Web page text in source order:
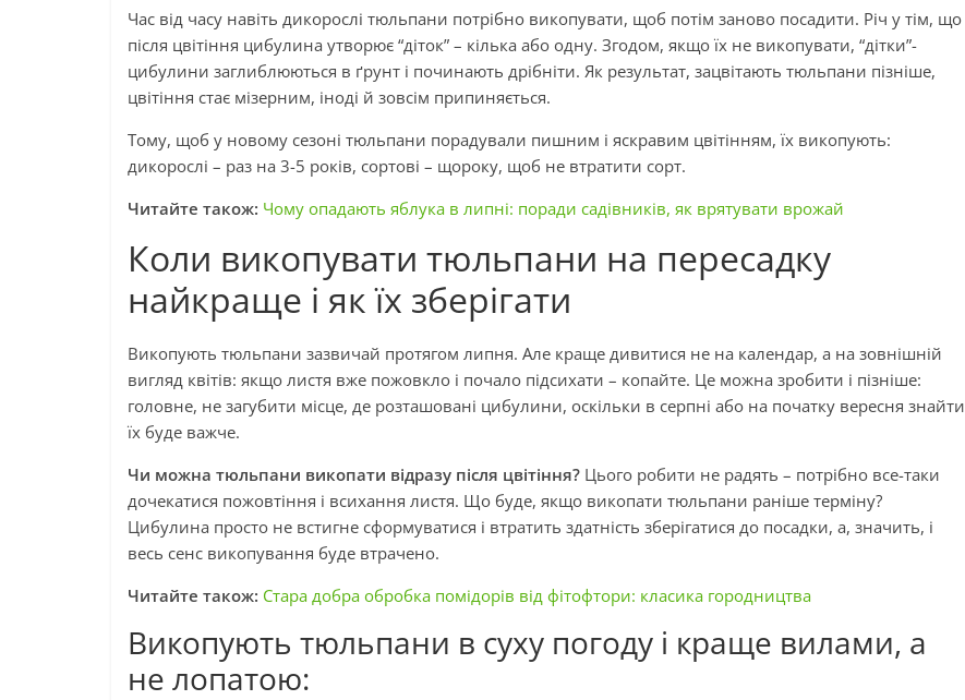
Час від часу навіть дикорослі тюльпани потрібно викопувати, щоб потім заново посадити. Річ у тім, що
після цвітіння цибулина утворює “діток” – кілька або одну. Згодом, якщо їх не викопувати, “дітки”-
цибулини заглиблюються в ґрунт і починають дрібніти. Як результат, зацвітають тюльпани пізніше,
цвітіння стає мізерним, іноді й зовсім припиняється.
Тому, щоб у новому сезоні тюльпани порадували пишним і яскравим цвітінням, їх викопують:
дикорослі – раз на 3-5 років, сортові – щороку, щоб не втратити сорт.
Читайте також: Чому опадають яблука в липні: поради садівників, як врятувати врожай
Коли викопувати тюльпани на пересадку
найкраще і як їх зберігати
Викопують тюльпани зазвичай протягом липня. Але краще дивитися не на календар, а на зовнішній
вигляд квітів: якщо листя вже пожовкло і почало підсихати – копайте. Це можна зробити і пізніше:
головне, не загубити місце, де розташовані цибулини, оскільки в серпні або на початку вересня знайти
їх буде важче.
Чи можна тюльпани викопати відразу після цвітіння? Цього робити не радять – потрібно все-таки
дочекатися пожовтіння і всихання листя. Що буде, якщо викопати тюльпани раніше терміну?
Цибулина просто не встигне сформуватися і втратить здатність зберігатися до посадки, а, значить, і
весь сенс викопування буде втрачено.
Читайте також: Стара добра обробка помідорів від фітофтори: класика городництва
Викопують тюльпани в суху погоду і краще вилами, а
не лопатою: